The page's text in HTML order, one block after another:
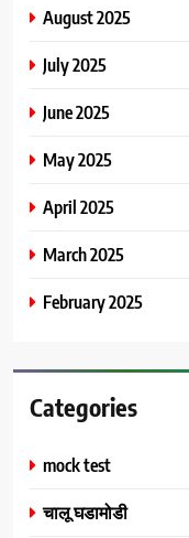
August 2025
July 2025
June 2025
May 2025
April 2025
March 2025
February 2025
Categories
mock test
चालू घडामोडी